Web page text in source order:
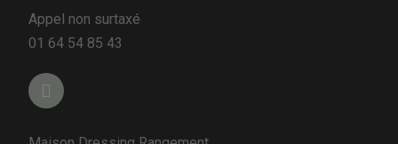
Appel non surtaxé
01 64 54 85 43